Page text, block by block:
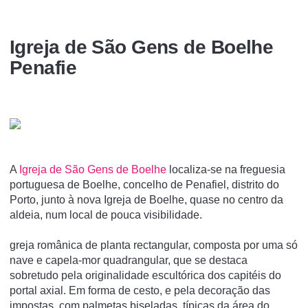
Igreja de São Gens de Boelhe
Penafie
A Igreja de São Gens de Boelhe localiza-se na freguesia
portuguesa de Boelhe, concelho de Penafiel, distrito do
Porto, junto à nova Igreja de Boelhe, quase no centro da
aldeia, num local de pouca visibilidade.
greja românica de planta rectangular, composta por uma só
nave e capela-mor quadrangular, que se destaca
sobretudo pela originalidade escultórica dos capitéis do
portal axial. Em forma de cesto, e pela decoração das
impostas, com palmetas biseladas, típicas da área do